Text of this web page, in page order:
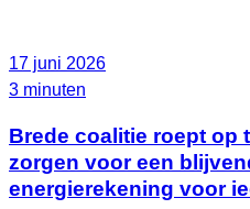
17 juni 2026
3 minuten
Brede coalitie roept op
zorgen voor een
energierekening voor